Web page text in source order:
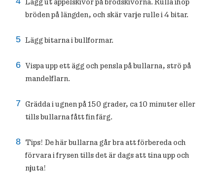
bröden på längden, och skär varje rulle i 4 bitar.
Lägg bitarna i bullformar.
Vispa upp ett ägg och pensla på bullarna, strö på
mandelflarn.
Grädda i ugnen på 150 grader, ca 10 minuter eller
tills bullarna fått fin färg.
Tips! De här bullarna går bra att förbereda och
förvara i frysen tills det är dags att tina upp och
njuta!